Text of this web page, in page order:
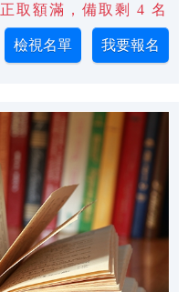
正取額滿，備取剩 4 名